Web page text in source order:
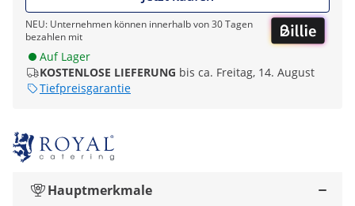
NEU: Unternehmen können innerhalb von 30 Tagen
bezahlen mit
Auf Lager
KOSTENLOSE LIEFERUNG bis ca. Freitag, 14. August
Tiefpreisgarantie
Hauptmerkmale